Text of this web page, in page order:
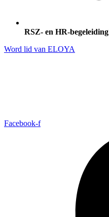
RSZ- en HR-begeleiding
Word lid van ELOYA
Facebook-f